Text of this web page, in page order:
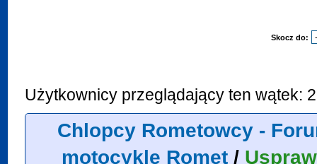
Skocz do:
Użytkownicy przeglądający ten wątek:
Chlopcy Rometowcy -
motocykle Romet/